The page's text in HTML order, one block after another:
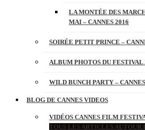
LA MONTÉE DES
MAI – CANNES 2016
SOIRÉE PETIT PRINCE –
ALBUM PHOTOS DU FESTIVAL
WILD BUNCH PARTY –
BLOG DE CANNES VIDEOS
VIDÉOS CANNES FILM
TOUS LES ARTICLES AUTOUR